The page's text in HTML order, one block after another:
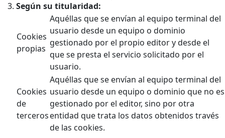
Según su titularidad:
Cookies
propias
Aquéllas que se envían al equipo terminal del
usuario desde un equipo o dominio
gestionado por el propio editor y desde el
que se presta el servicio solicitado por el
usuario.
Cookies
de
terceros
Aquéllas que se envían al equipo terminal del
usuario desde un equipo o dominio que no es
gestionado por el editor, sino por otra
entidad que trata los datos obtenidos través
de las cookies.